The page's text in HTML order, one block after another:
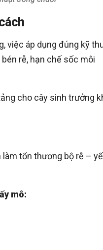
việc áp dụng đúng kỹ
rễ, hạn chế sốc môi
cho cây sinh trưởng
tổn thương bộ rễ –
mô: